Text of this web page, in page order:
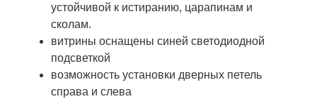
устойчивой к истиранию, царапинам и
сколам.
витрины оснащены синей светодиодной
подсветкой
возможность установки дверных петель
справа и слева